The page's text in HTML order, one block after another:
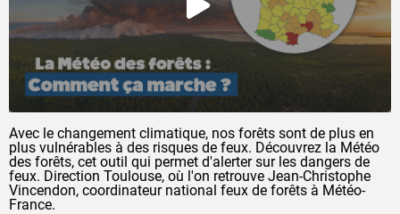
Avec le changement climatique, nos forêts sont de plus en
plus vulnérables à des risques de feux. Découvrez la Météo
des forêts, cet outil qui permet d'alerter sur les dangers de
feux. Direction Toulouse, où l'on retrouve Jean-Christophe
Vincendon, coordinateur national feux de forêts à Météo-
France.